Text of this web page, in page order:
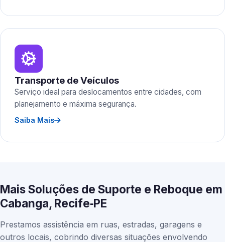
Transporte de Veículos
Serviço ideal para deslocamentos entre cidades, com
planejamento e máxima segurança.
Saiba Mais
Mais Soluções de Suporte e Reboque em
Cabanga, Recife‑PE
Prestamos assistência em ruas, estradas, garagens e
outros locais, cobrindo diversas situações envolvendo